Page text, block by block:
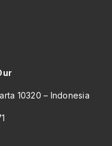
10320 – Indonesia